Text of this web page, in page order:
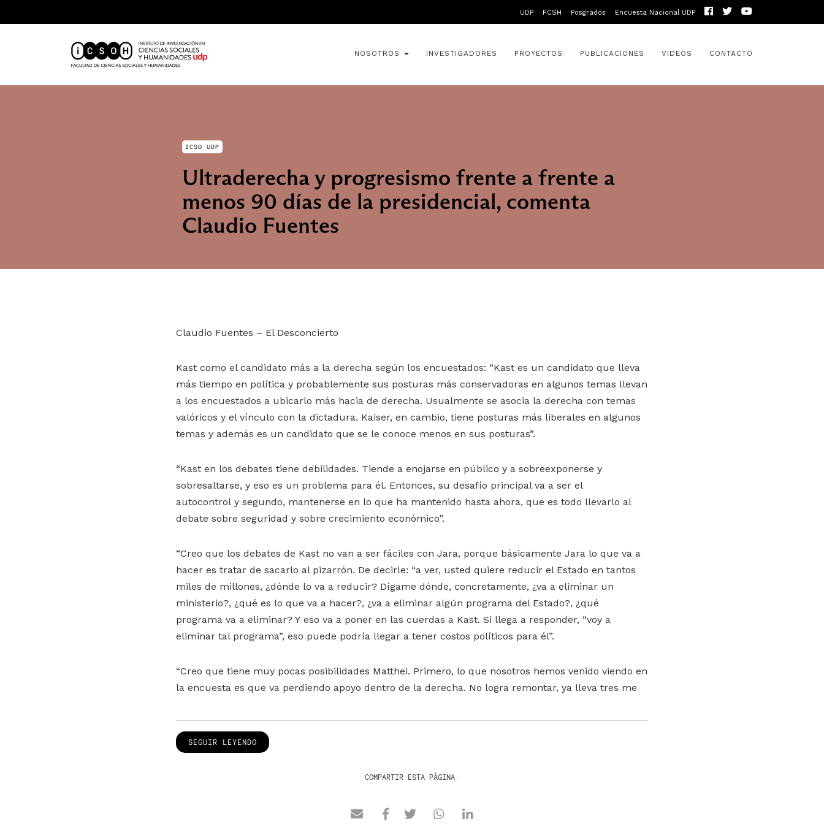
UDP FCSH Posgrados Encuesta Nacional UDP
NOSOTROS INVESTIGADORES PROYECTOS PUBLICACIONES VIDEOS CONTACTO
ICSO UDP
Ultraderecha y progresismo frente a frente a
menos 90 días de la presidencial, comenta
Claudio Fuentes
Claudio Fuentes – El Desconcierto
Kast como el candidato más a la derecha según los encuestados: “Kast es un candidato que lleva
más tiempo en política y probablemente sus posturas más conservadoras en algunos temas llevan
a los encuestados a ubicarlo más hacia de derecha. Usualmente se asocia la derecha con temas
valóricos y el vínculo con la dictadura. Kaiser, en cambio, tiene posturas más liberales en algunos
temas y además es un candidato que se le conoce menos en sus posturas”.
“Kast en los debates tiene debilidades. Tiende a enojarse en público y a sobreexponerse y
sobresaltarse, y eso es un problema para él. Entonces, su desafío principal va a ser el
autocontrol y segundo, mantenerse en lo que ha mantenido hasta ahora, que es todo llevarlo al
debate sobre seguridad y sobre crecimiento económico”.
“Creo que los debates de Kast no van a ser fáciles con Jara, porque básicamente Jara lo que va a
hacer es tratar de sacarlo al pizarrón. De decirle: “a ver, usted quiere reducir el Estado en tantos
miles de millones, ¿dónde lo va a reducir? Dígame dónde, concretamente, ¿va a eliminar un
ministerio?, ¿qué es lo que va a hacer?, ¿va a eliminar algún programa del Estado?, ¿qué
programa va a eliminar? Y eso va a poner en las cuerdas a Kast. Si llega a responder, “voy a
eliminar tal programa”, eso puede podría llegar a tener costos políticos para él”.
“Creo que tiene muy pocas posibilidades Matthei. Primero, lo que nosotros hemos venido viendo en
la encuesta es que va perdiendo apoyo dentro de la derecha. No logra remontar, ya lleva tres me
SEGUIR LEYENDO
COMPARTIR ESTA PÁGINA: